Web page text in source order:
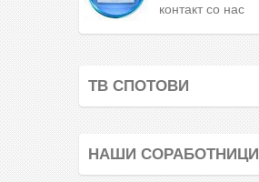
контакт со нас
ТВ СПОТОВИ
НАШИ СОРАБОТНИЦИ